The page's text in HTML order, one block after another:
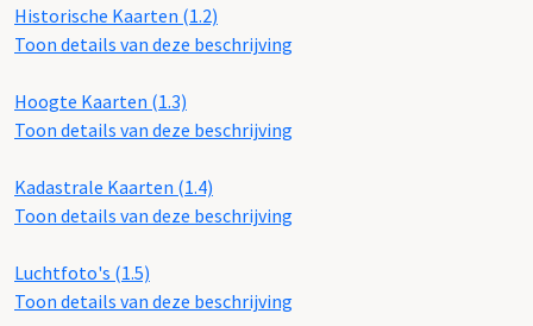
Historische Kaarten (1.2)
Toon details van deze beschrijving
Hoogte Kaarten (1.3)
Toon details van deze beschrijving
Kadastrale Kaarten (1.4)
Toon details van deze beschrijving
Luchtfoto's (1.5)
Toon details van deze beschrijving